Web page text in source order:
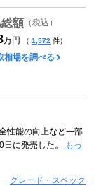
額 （税込）
万円 （ 1,572 件）
相場を調べる
性能の向上など一部
に発売した。
もっ
グレード・スペック